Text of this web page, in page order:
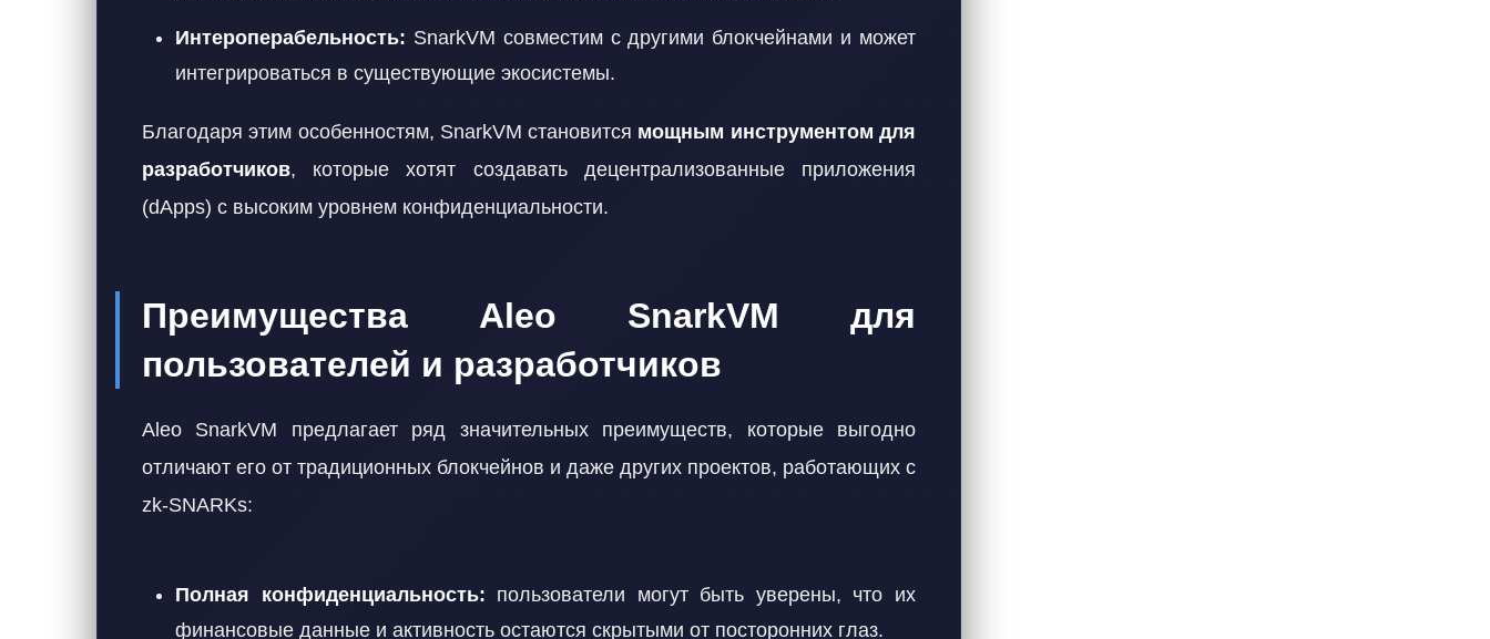
Интероперабельность: SnarkVM совместим с другими блокчейнами и может
интегрироваться в существующие экосистемы.
Благодаря этим особенностям, SnarkVM становится мощным инструментом для
разработчиков, которые хотят создавать децентрализованные приложения
(dApps) с высоким уровнем конфиденциальности.
Преимущества Aleo SnarkVM для
пользователей и разработчиков
Aleo SnarkVM предлагает ряд значительных преимуществ, которые выгодно
отличают его от традиционных блокчейнов и даже других проектов, работающих с
zk-SNARKs:
Полная конфиденциальность: пользователи могут быть уверены, что их
финансовые данные и активность остаются скрытыми от посторонних глаз.